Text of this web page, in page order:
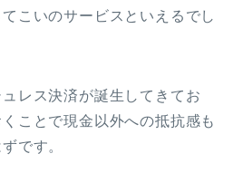
こいのサービスといえるでし
レス決済が誕生してきてお
ことで現金以外への抵抗感も
です。